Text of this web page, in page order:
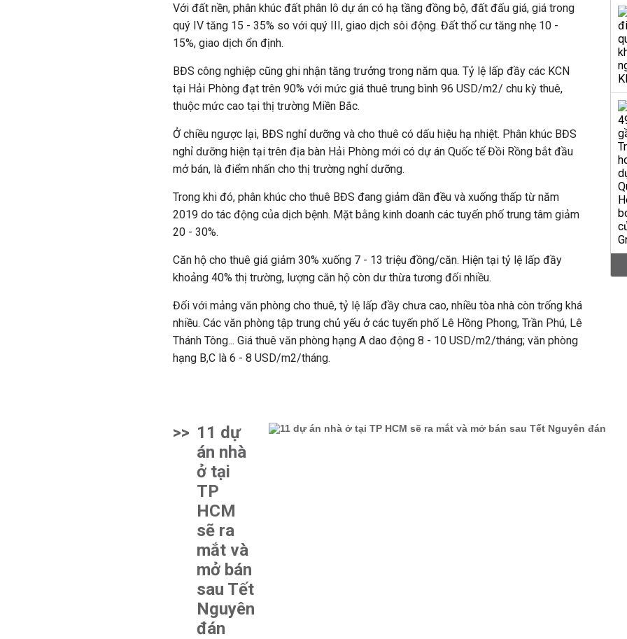
Với đất nền, phân khúc đất phân lô dự án có hạ tầng đồng bộ, đất đấu giá, giá trong
quý IV tăng 15 - 35% so với quý III, giao dịch sôi động. Đất thổ cư tăng nhẹ 10 -
15%, giao dịch ổn định.
BĐS công nghiệp cũng ghi nhận tăng trưởng trong năm qua. Tỷ lệ lấp đầy các KCN
tại Hải Phòng đạt trên 90% với mức giá thuê trung bình 96 USD/m2/ chu kỳ thuê,
thuộc mức cao tại thị trường Miền Bắc.
Ở chiều ngược lại, BĐS nghỉ dưỡng và cho thuê có dấu hiệu hạ nhiệt. Phân khúc BĐS
nghỉ dưỡng hiện tại trên địa bàn Hải Phòng mới có dự án Quốc tế Đồi Rồng bắt đầu
mở bán, là điểm nhấn cho thị trường nghỉ dưỡng.
Trong khi đó, phân khúc cho thuê BĐS đang giảm dần đều và xuống thấp từ năm
2019 do tác động của dịch bệnh. Mặt bằng kinh doanh các tuyến phố trung tâm giảm
20 - 30%.
Căn hộ cho thuê giá giảm 30% xuống 7 - 13 triệu đồng/căn. Hiện tại tỷ lệ lấp đầy
khoảng 40% thị trường, lượng căn hộ còn dư thừa tương đối nhiều.
Đối với mảng văn phòng cho thuê, tỷ lệ lấp đầy chưa cao, nhiều tòa nhà còn trống khá
nhiều. Các văn phòng tập trung chủ yếu ở các tuyến phố Lê Hồng Phong, Trần Phú, Lê
Thánh Tông... Giá thuê văn phòng hạng A dao động 8 - 10 USD/m2/tháng; văn phòng
hạng B,C là 6 - 8 USD/m2/tháng.
>> 11 dự
án nhà
ở tại
TP
HCM
sẽ ra
mắt và
mở bán
sau Tết
Nguyên
đán